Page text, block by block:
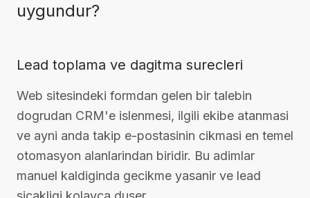
uygundur?
Lead toplama ve dagitma surecleri
Web sitesindeki formdan gelen bir talebin
dogrudan CRM'e islenmesi, ilgili ekibe atanmasi
ve ayni anda takip e-postasinin cikmasi en temel
otomasyon alanlarindan biridir. Bu adimlar
manuel kaldiginda gecikme yasanir ve lead